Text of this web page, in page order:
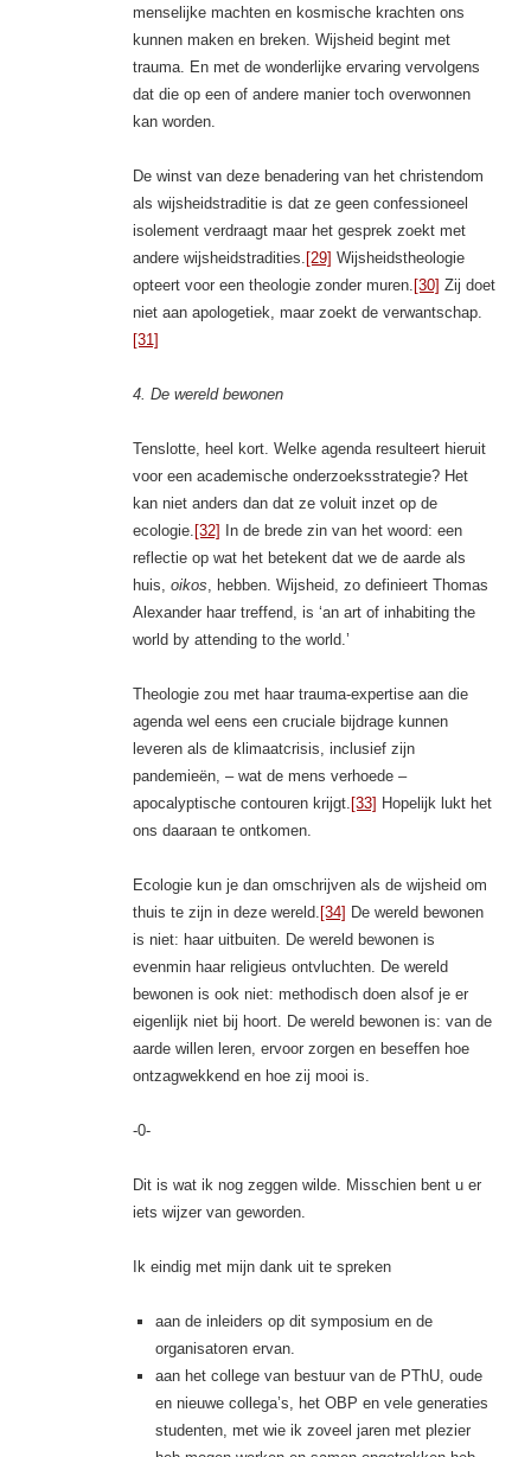
menselijke machten en kosmische krachten ons
kunnen maken en breken. Wijsheid begint met
trauma. En met de wonderlijke ervaring vervolgens
dat die op een of andere manier toch overwonnen
kan worden.
De winst van deze benadering van het christendom
als wijsheidstraditie is dat ze geen confessioneel
isolement verdraagt maar het gesprek zoekt met
andere wijsheidstradities. [29] Wijsheidstheologie
opteert voor een theologie zonder muren. [30] Zij doet
niet aan apologetiek, maar zoekt de verwantschap.
[31]
4. De wereld bewonen
Tenslotte, heel kort. Welke agenda resulteert hieruit
voor een academische onderzoeksstrategie? Het
kan niet anders dan dat ze voluit inzet op de
ecologie. [32] In de brede zin van het woord: een
reflectie op wat het betekent dat we de aarde als
huis, oikos , hebben. Wijsheid, zo definieert Thomas
Alexander haar treffend, is ‘an art of inhabiting the
world by attending to the world.’
Theologie zou met haar trauma-expertise aan die
agenda wel eens een cruciale bijdrage kunnen
leveren als de klimaatcrisis, inclusief zijn
pandemieën, – wat de mens verhoede –
apocalyptische contouren krijgt. [33] Hopelijk lukt het
ons daaraan te ontkomen.
Ecologie kun je dan omschrijven als de wijsheid om
thuis te zijn in deze wereld. [34] De wereld bewonen
is niet: haar uitbuiten. De wereld bewonen is
evenmin haar religieus ontvluchten. De wereld
bewonen is ook niet: methodisch doen alsof je er
eigenlijk niet bij hoort. De wereld bewonen is: van de
aarde willen leren, ervoor zorgen en beseffen hoe
ontzagwekkend en hoe zij mooi is.
-0-
Dit is wat ik nog zeggen wilde. Misschien bent u er
iets wijzer van geworden.
Ik eindig met mijn dank uit te spreken
aan de inleiders op dit symposium en de
organisatoren ervan.
aan het college van bestuur van de PThU, oude
en nieuwe collega’s, het OBP en vele generaties
studenten, met wie ik zoveel jaren met plezier